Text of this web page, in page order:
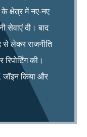
क्षेत्र में नए-नए
सेवाएं दी। बाद
लेकर राजनीति
की।
जॉइन किया और